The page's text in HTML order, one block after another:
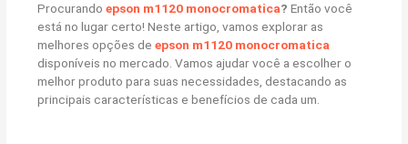
Procurandoepson m1120 monocromatica? Então você
está no lugar certo! Neste artigo, vamos explorar as
melhores opções deepson m1120 monocromatica
disponíveis no mercado. Vamos ajudar você a escolher o
melhor produto para suas necessidades, destacando as
principais características e benefícios de cada um.